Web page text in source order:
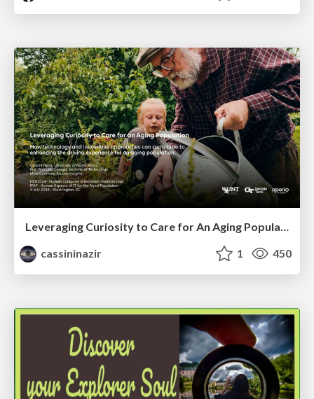
Leveraging Curiosity to Care for An Aging Population
cassininazir
1 450